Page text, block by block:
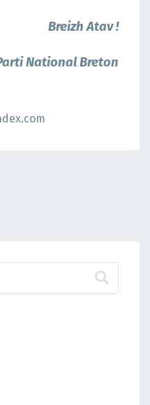
Breizh Atav !
National Breton